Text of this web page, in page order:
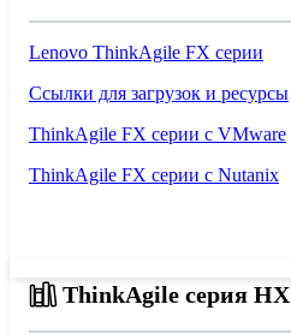
Lenovo ThinkAgile FX серии
Ссылки для загрузок и ресурсы
ThinkAgile FX серии с VMware
ThinkAgile FX серии с Nutanix
ThinkAgile серия HX